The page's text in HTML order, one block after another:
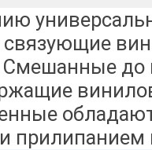
связующие
Смешанные
прилипанием